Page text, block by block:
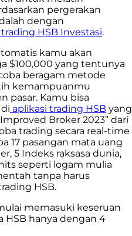
pergerakan
dengan
HSB Investasi.
kamu akan
$100,000 yang tentunya
beragam metode
kemampuanmu
pasar. Kamu bisa
aplikasi trading HSB yang
Broker 2023” dari
trading secara real-time
17 pasangan mata uang
5 Indeks raksasa dunia,
seperti logam mulia
tanpa harus
HSB.
memasuki keseruan
HSB hanya dengan 4